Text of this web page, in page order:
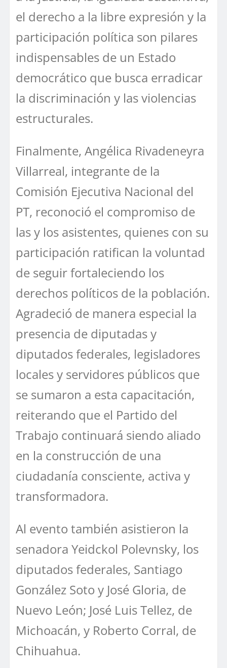
el derecho a la libre expresión y la
participación política son pilares
indispensables de un Estado
democrático que busca erradicar
la discriminación y las violencias
estructurales.
Finalmente, Angélica Rivadeneyra
Villarreal, integrante de la
Comisión Ejecutiva Nacional del
PT, reconoció el compromiso de
las y los asistentes, quienes con su
participación ratifican la voluntad
de seguir fortaleciendo los
derechos políticos de la población.
Agradeció de manera especial la
presencia de diputadas y
diputados federales, legisladores
locales y servidores públicos que
se sumaron a esta capacitación,
reiterando que el Partido del
Trabajo continuará siendo aliado
en la construcción de una
ciudadanía consciente, activa y
transformadora.
Al evento también asistieron la
senadora Yeidckol Polevnsky, los
diputados federales, Santiago
González Soto y José Gloria, de
Nuevo León; José Luis Tellez, de
Michoacán, y Roberto Corral, de
Chihuahua.